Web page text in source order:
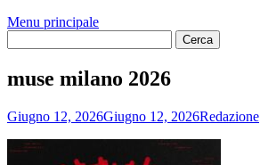
Menu principale
muse milano 2026
Giugno 12, 2026Giugno 12, 2026Redazione